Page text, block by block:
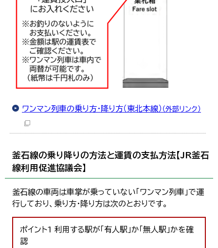
ワンマン列車の乗り方・降り方（東北本線） （外部リンク）
釜石線の乗り降りの方法と運賃の支払方法【JR釜石
線利用促進協議会】
釜石線の車両は車掌が乗っていない「ワンマン列車」で運
行しており、乗り方・降り方は次のとおりです。
ポイント1 利用する駅が「有人駅」か「無人駅」かを確
認